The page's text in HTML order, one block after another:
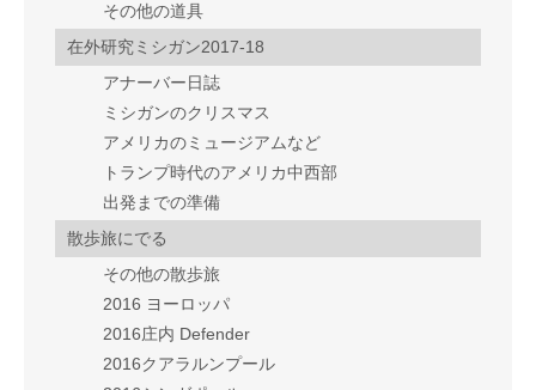
その他の道具
在外研究ミシガン2017-18
アナーバー日誌
ミシガンのクリスマス
アメリカのミュージアムなど
トランプ時代のアメリカ中西部
出発までの準備
散歩旅にでる
その他の散歩旅
2016 ヨーロッパ
2016庄内 Defender
2016クアラルンプール